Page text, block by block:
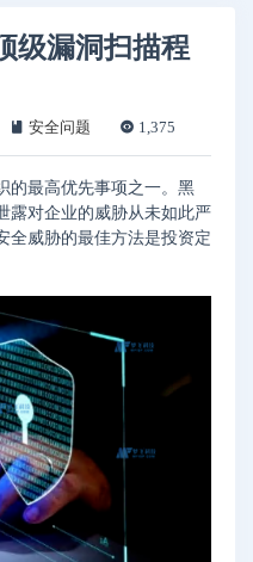
级漏洞扫描程
安全问题 1,375
的最高优先事项之一。黑
露对企业的威胁从未如此严
全威胁的最佳方法是投资定